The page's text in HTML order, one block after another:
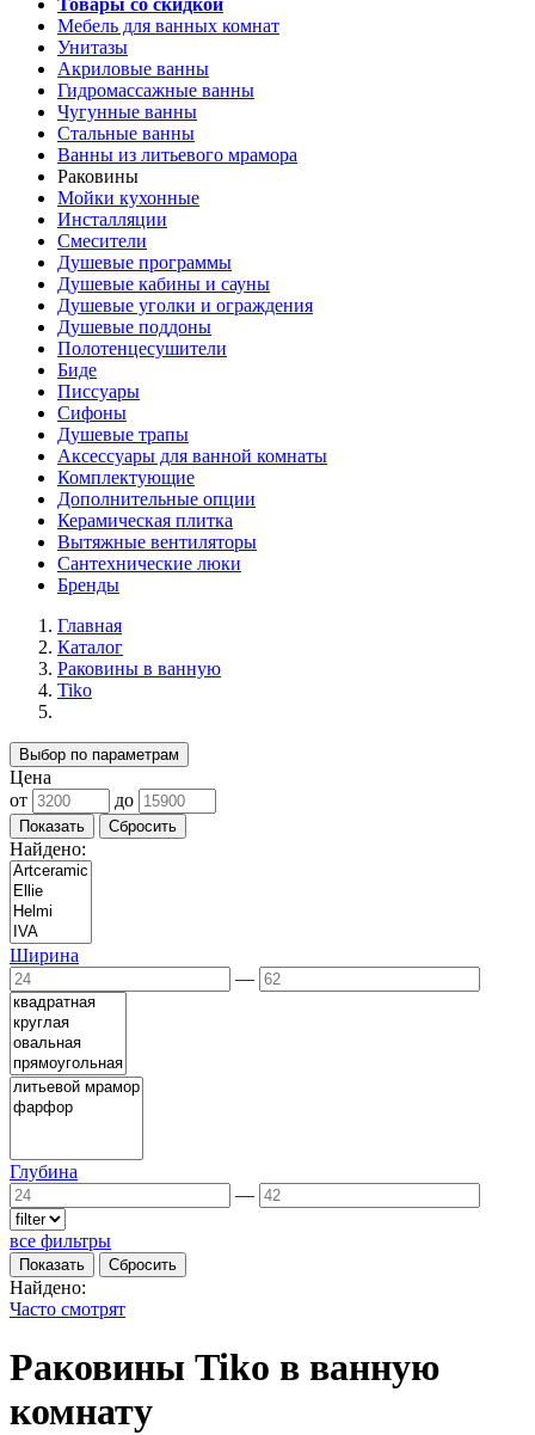
Товары со скидкой
Мебель для ванных комнат
Унитазы
Акриловые ванны
Гидромассажные ванны
Чугунные ванны
Стальные ванны
Ванны из литьевого мрамора
Раковины
Мойки кухонные
Инсталляции
Смесители
Душевые программы
Душевые кабины и сауны
Душевые уголки и ограждения
Душевые поддоны
Полотенцесушители
Биде
Писсуары
Сифоны
Душевые трапы
Аксессуары для ванной комнаты
Комплектующие
Дополнительные опции
Керамическая плитка
Вытяжные вентиляторы
Сантехнические люки
Бренды
Главная
Каталог
Раковины в ванную
Tiko
Выбор по параметрам
Цена
от
до
Найдено:
Ширина
—
Глубина
—
все фильтры
Найдено:
Часто смотрят
Раковины Tiko в ванную
комнату